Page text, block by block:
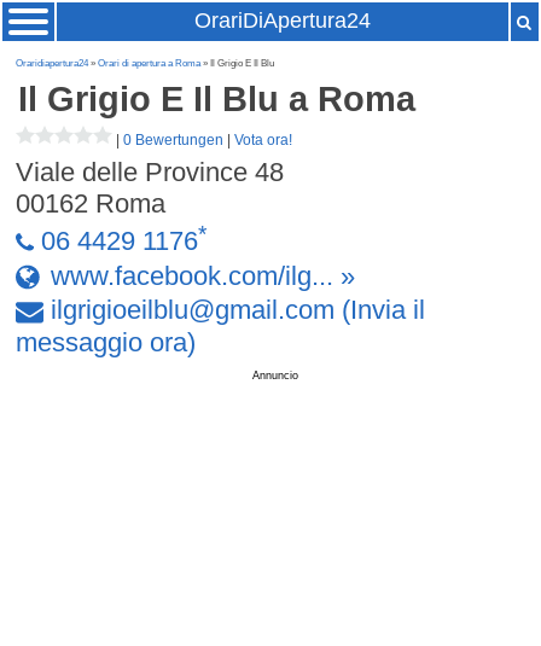
OrariDiApertura24
Oraridiapertura24»Orari di apertura a Roma» Il Grigio E Il Blu
Il Grigio E Il Blu a Roma
|0 Bewertungen |Vota ora!
Viale delle Province 48
00162 Roma
06 4429 1176*
www.facebook.com/ilg... »
ilgrigioeilblu@gmail .com (Invia il
messaggio ora)
Annuncio